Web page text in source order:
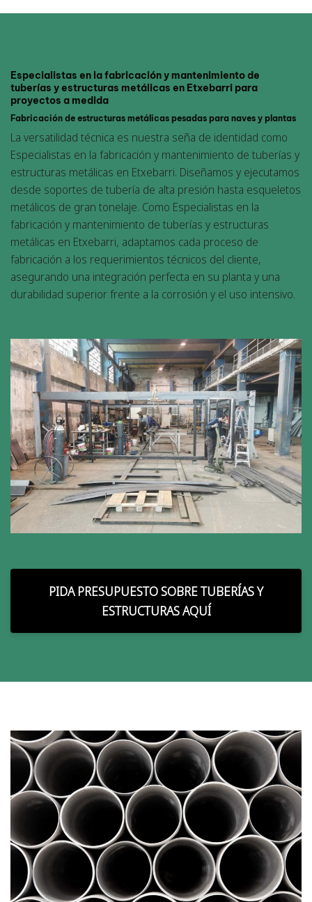
Especialistas en la fabricación y mantenimiento de
tuberías y estructuras metálicas en Etxebarri para
proyectos a medida
Fabricación de estructuras metálicas pesadas para naves y plantas
La versatilidad técnica es nuestra seña de identidad como
Especialistas en la fabricación y mantenimiento de tuberías y
estructuras metálicas en Etxebarri. Diseñamos y ejecutamos
desde soportes de tubería de alta presión hasta esqueletos
metálicos de gran tonelaje. Como Especialistas en la
fabricación y mantenimiento de tuberías y estructuras
metálicas en Etxebarri, adaptamos cada proceso de
fabricación a los requerimientos técnicos del cliente,
asegurando una integración perfecta en su planta y una
durabilidad superior frente a la corrosión y el uso intensivo.
PIDA PRESUPUESTO SOBRE TUBERÍAS Y
ESTRUCTURAS AQUÍ